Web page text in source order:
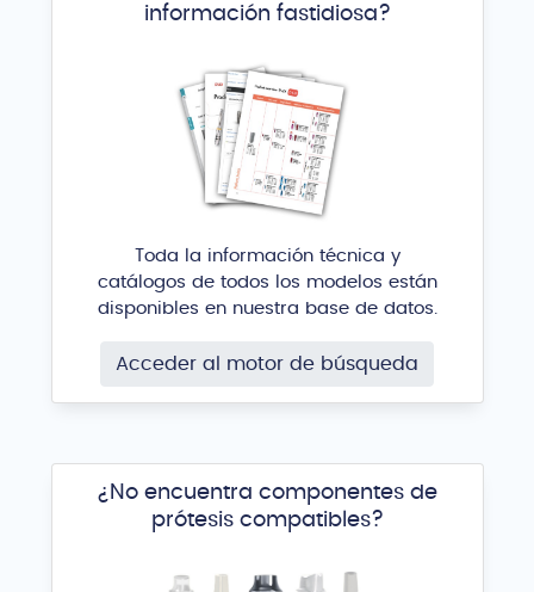
información fastidiosa?
Toda la información técnica y
catálogos de todos los modelos están
disponibles en nuestra base de datos.
Acceder al motor de búsqueda
¿No encuentra componentes de
prótesis compatibles?